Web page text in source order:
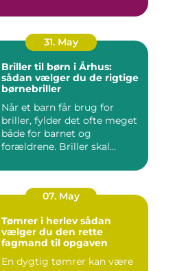
31. May
Briller til børn i Århus:
sådan vælger du de rigtige
børnebriller
Når et barn får brug for
briller, fylder det ofte meget
både for barnet og
forældrene. Briller skal...
07. May
Tømrer i herlev sådan
vælger du den rette
fagmand til opgaven
En dygtig tømrer kan være